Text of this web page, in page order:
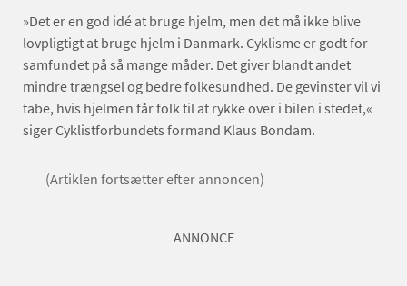
»Det er en god idé at bruge hjelm, men det må ikke blive
lovpligtigt at bruge hjelm i Danmark. Cyklisme er godt for
samfundet på så mange måder. Det giver blandt andet
mindre trængsel og bedre folkesundhed. De gevinster vil vi
tabe, hvis hjelmen får folk til at rykke over i bilen i stedet,«
siger Cyklistforbundets formand Klaus Bondam.
(Artiklen fortsætter efter annoncen)
ANNONCE